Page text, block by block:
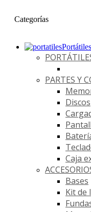
Categorías
Portátiles
PARTES Y
Discos
Caja
Bases
Kit de